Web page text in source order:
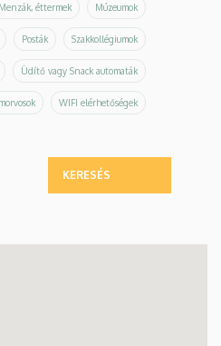
Menzák, éttermek Múzeumok
Posták Szakkollégiumok
Üdítő vagy Snack automaták
WIFI elérhetőségek